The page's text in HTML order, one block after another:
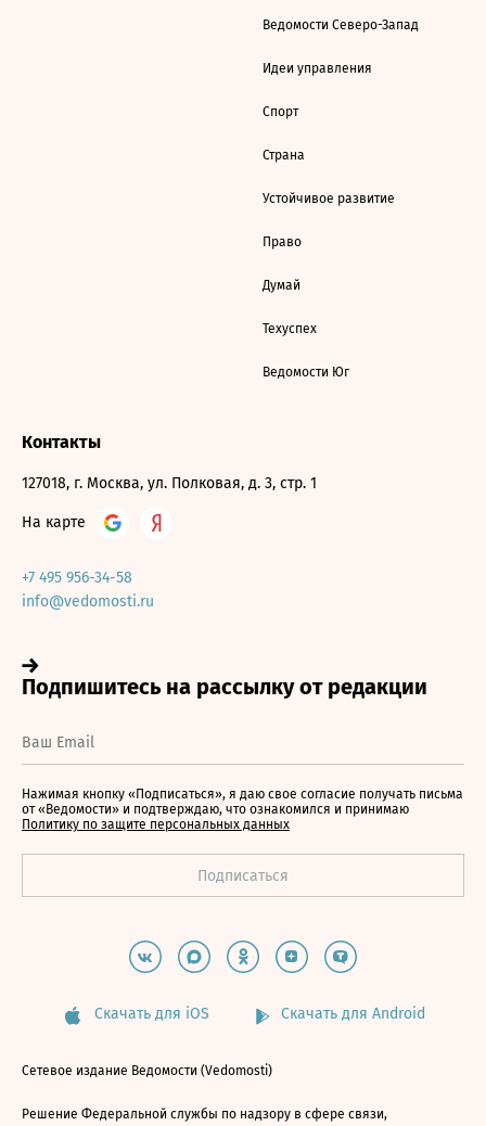
Ведомости Северо-Запад
Идеи управления
Спорт
Страна
Устойчивое развитие
Право
Думай
Техуспех
Ведомости Юг
Контакты
127018, г. Москва, ул. Полковая, д. 3, стр. 1
На карте
+7 495 956-34-58
info@vedomosti.ru
Нажимая кнопку «Подписаться», я даю свое согласие получать письма
от «Ведомости» и подтверждаю, что ознакомился и принимаю
Политику по защите персональных данных
Скачать для iOS Скачать для Android
Сетевое издание Ведомости (Vedomosti)
Решение Федеральной службы по надзору в сфере связи,